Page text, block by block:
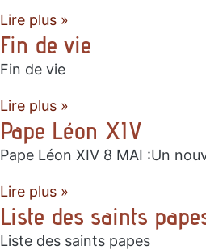
Lire plus »
Fin de vie
Fin de vie
Lire plus »
Pape Léon XIV
Pape Léon XIV 8 MAI :Un
Lire plus »
Liste des saints
Liste des saints papes